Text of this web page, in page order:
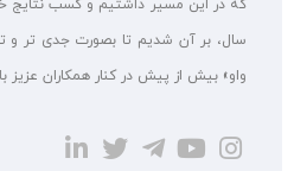
که در این مسیر داشتیم و کسب نتایج
سال، بر آن شدیم تا بصورت جدی تر و
واو» بیش از پیش در کنار همکاران عزیز